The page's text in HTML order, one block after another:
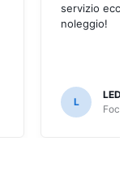
servizio
noleggio!
L
LEDA